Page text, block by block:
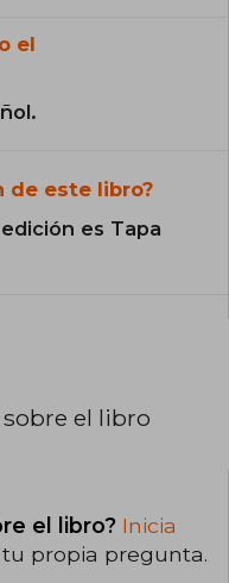
el
de este libro?
es Tapa
el libro
el libro? Inicia
propia pregunta.